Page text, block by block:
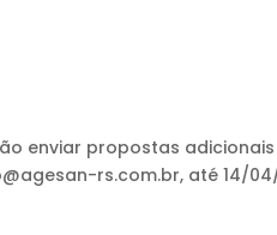
enviar propostas
rs.com.br, até 14/04/